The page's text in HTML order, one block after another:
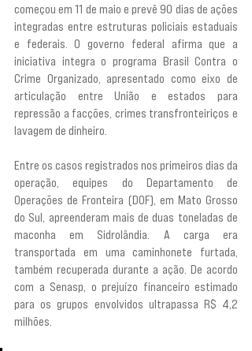
começou em 11 de maio e prevê 90 dias de ações
integradas entre estruturas policiais estaduais
e federais. O governo federal afirma que a
iniciativa integra o programa Brasil Contra o
Crime Organizado, apresentado como eixo de
articulação entre União e estados para
repressão a facções, crimes transfronteiriços e
lavagem de dinheiro.
Entre os casos registrados nos primeiros dias da
operação, equipes do Departamento de
Operações de Fronteira (DOF), em Mato Grosso
do Sul, apreenderam mais de duas toneladas de
maconha em Sidrolândia. A carga era
transportada em uma caminhonete furtada,
também recuperada durante a ação. De acordo
com a Senasp, o prejuízo financeiro estimado
para os grupos envolvidos ultrapassa R$ 4,2
milhões.